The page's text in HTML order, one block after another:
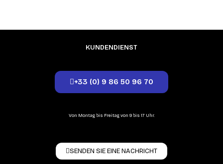
KUNDENDIENST
+33 (0) 9 86 50 96 70
Von Montag bis Freitag von 9 bis 17 Uhr.
SENDEN SIE EINE NACHRICHT